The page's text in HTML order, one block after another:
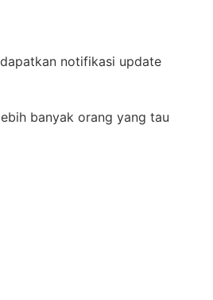
notifikasi update
banyak orang yang tau